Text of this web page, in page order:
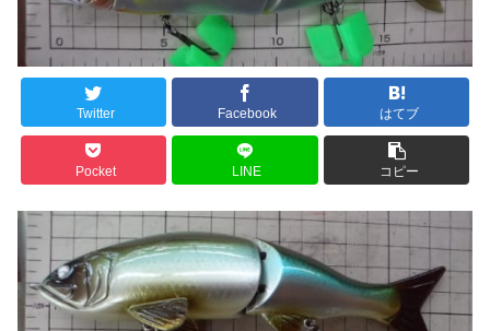
Twitter Facebook はてブ
Pocket LINE コピー